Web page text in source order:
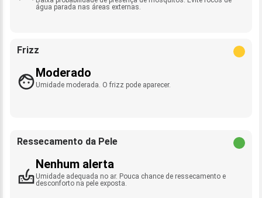
água parada nas áreas externas.
Frizz
Moderado
Umidade moderada. O frizz pode aparecer.
Ressecamento da Pele
Nenhum alerta
Umidade adequada no ar. Pouca chance de ressecamento e
desconforto na pele exposta.